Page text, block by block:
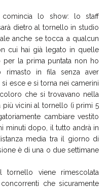
lo show: lo staff
dietro al tornello in studio
anche se tocca a qualcun
cui hai già legato in quelle
la prima puntata non ho
rimasto in fila senza aver
esce e si torna nei camerini
che si trovavano nella
più vicini al tornello (i primi 5
cambiare vestito
minuti dopo, il tutto andrà in
media tra il giorno di
è di una o due settimane
viene rimescolata
che sicuramente